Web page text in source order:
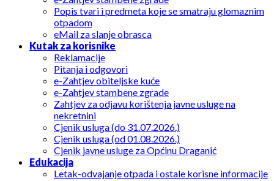
Popis tvari i predmeta koje se smatraju glomaznim
otpadom
eMail za slanje obrasca
Kutak za korisnike
Reklamacije
Pitanja i odgovori
e-Zahtjev obiteljske kuće
e-Zahtjev stambene zgrade
Zahtjev za odjavu korištenja javne usluge na
nekretnini
Cjenik usluga (do 31.07.2026.)
Cjenik usluga (od 01.08.2026.)
Cjenik javne usluge za Općinu Draganić
Edukacija
Letak-odvajanje otpada i ostale korisne informacije